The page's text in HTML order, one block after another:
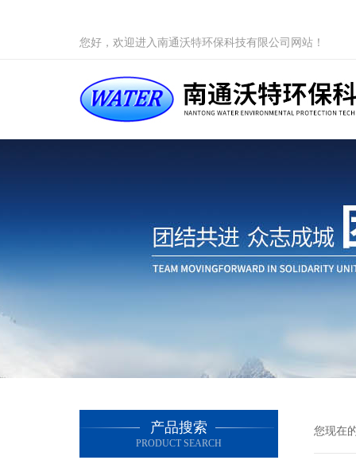
您好，欢迎进入南通沃特环保科技有限公司网站！
产品搜索
PRODUCT SEARCH
您现在